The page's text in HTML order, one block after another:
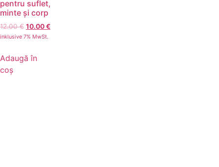
pentru suflet,
minte și corp
12.00€ 10.00€
inklusive 7% MwSt.
Adaugă în
coș